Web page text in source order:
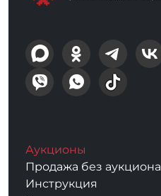
Аукционы
Продажа без аукциона
Инструкция